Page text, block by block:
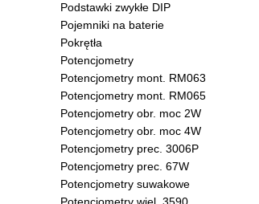
Podstawki zwykłe DIP
Pojemniki na baterie
Pokrętła
Potencjometry
Potencjometry mont. RM063
Potencjometry mont. RM065
Potencjometry obr. moc 2W
Potencjometry obr. moc 4W
Potencjometry prec. 3006P
Potencjometry prec. 67W
Potencjometry suwakowe